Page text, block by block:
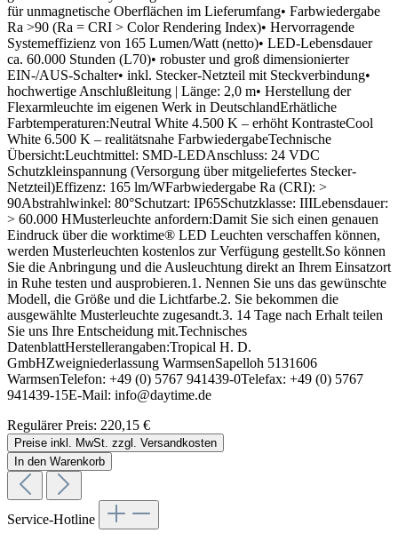
für unmagnetische Oberflächen im Lieferumfang• Farbwiedergabe
Ra >90 (Ra = CRI > Color Rendering Index)• Hervorragende
Systemeffizienz von 165 Lumen/Watt (netto)• LED-Lebensdauer
ca. 60.000 Stunden (L70)• robuster und groß dimensionierter
EIN-/AUS-Schalter• inkl. Stecker-Netzteil mit Steckverbindung•
hochwertige Anschlußleitung | Länge: 2,0 m• Herstellung der
Flexarmleuchte im eigenen Werk in DeutschlandErhätliche
Farbtemperaturen:Neutral White 4.500 K – erhöht KontrasteCool
White 6.500 K – realitätsnahe FarbwiedergabeTechnische
Übersicht:Leuchtmittel: SMD-LEDAnschluss: 24 VDC
Schutzkleinspannung (Versorgung über mitgeliefertes Stecker-
Netzteil)Effizenz: 165 lm/WFarbwiedergabe Ra (CRI): >
90Abstrahlwinkel: 80°Schutzart: IP65Schutzklasse: IIILebensdauer:
> 60.000 HMusterleuchte anfordern:Damit Sie sich einen genauen
Eindruck über die worktime® LED Leuchten verschaffen können,
werden Musterleuchten kostenlos zur Verfügung gestellt.So können
Sie die Anbringung und die Ausleuchtung direkt an Ihrem Einsatzort
in Ruhe testen und ausprobieren.1. Nennen Sie uns das gewünschte
Modell, die Größe und die Lichtfarbe.2. Sie bekommen die
ausgewählte Musterleuchte zugesandt.3. 14 Tage nach Erhalt teilen
Sie uns Ihre Entscheidung mit.Technisches
DatenblattHerstellerangaben:Tropical H. D.
GmbHZweigniederlassung WarmsenSapelloh 5131606
WarmsenTelefon: +49 (0) 5767 941439-0Telefax: +49 (0) 5767
941439-15E-Mail: info@daytime.de
Regulärer Preis: 220,15 €
Preise inkl. MwSt. zzgl. Versandkosten
In den Warenkorb
Service-Hotline